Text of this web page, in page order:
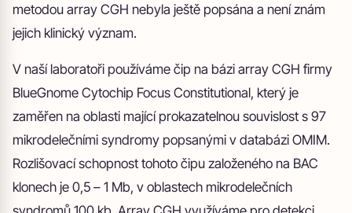
metodou array CGH nebyla ještě popsána a není znám
jejich klinický význam.
V naší laboratoři používáme čip na bázi array CGH firmy
BlueGnome Cytochip Focus Constitutional, který je
zaměřen na oblasti mající prokazatelnou souvislost s 97
mikrodelečními syndromy popsanými v databázi OMIM.
Rozlišovací schopnost tohoto čipu založeného na BAC
klonech je 0,5 – 1 Mb, v oblastech mikrodelečních